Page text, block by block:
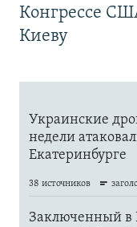
Конгрессе
Киеву